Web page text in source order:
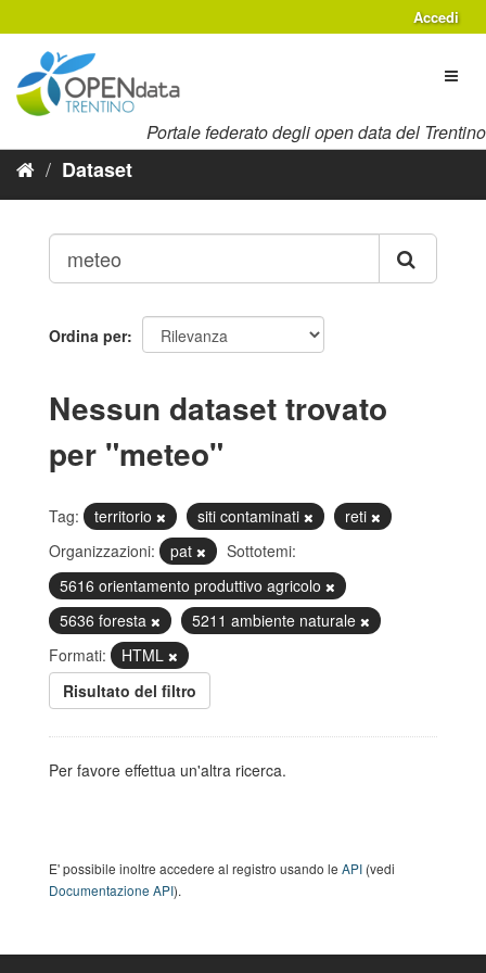
al
contenuto
Accedi
Portale federato degli open data del Trentino
Dataset
Ordina per
Nessun dataset trovato
per "meteo"
Tag: territorio siti contaminati
reti
Organizzazioni:
pat
Sottotemi:
5616 orientamento produttivo agricolo
5636 foresta
5211 ambiente naturale
Formati:
HTML
Risultato del filtro
Per favore effettua un'altra ricerca.
E' possibile inoltre accedere al registro usando le API (vedi
Documentazione API).